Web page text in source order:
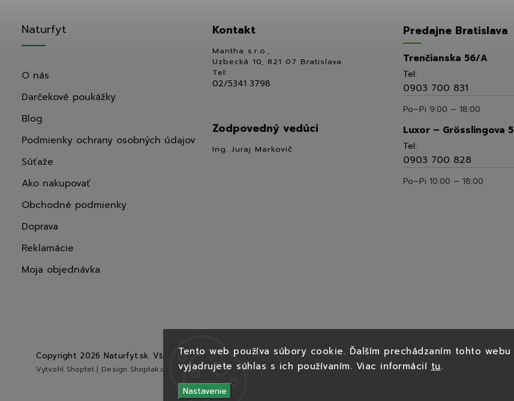
Tento web používa súbory cookie. Ďalším prechádzaním tohto webu
vyjadrujete súhlas s ich používaním. Viac informácií tu.
Nastavenie
Naturfyt
O nás
Darčekové poukážky
Blog
Podmienky ochrany osobných údajov
Súťaže
Ako nakupovať
Obchodné podmienky
Doprava
Reklamácie
Moja objednávka
Kontakt
Mantha s.r.o.,
Uzbecká 10, 821 07 Bratislava
Tel:
02/5341 3798
Zodpovedný vedúci
Ing. Juraj Markovič
Predajne Bratislava
Trenčianska 56/A
Tel:
0903 700 831
Po–Pi 9:00 – 18:00
Luxor – Grösslingova 5
Tel:
0903 700 828
Po–Pi 10:00 – 18:00
Copyright 2026 Naturfyt.sk. Všetky práva vyhradené.
Vytvořil Shoptet | Design Shoptak.cz